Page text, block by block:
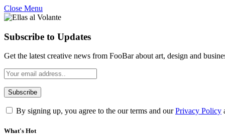
Close Menu
Subscribe to Updates
Get the latest creative news from FooBar about art, design and
By signing up, you agree to the our terms and ourPrivacy Policy
What's Hot